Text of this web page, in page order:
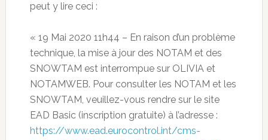
peut y lire ceci :
« 19 Mai 2020 11h44 – En raison d’un problème
technique, la mise à jour des NOTAM et des
SNOWTAM est interrompue sur OLIVIA et
NOTAMWEB. Pour consulter les NOTAM et les
SNOWTAM, veuillez-vous rendre sur le site
EAD Basic (inscription gratuite) à l’adresse :
https://www.ead.eurocontrol.int/cms-